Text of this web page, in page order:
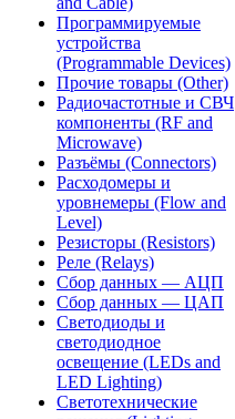
Программируемые
устройства
(Programmable Devices)
Прочие товары (Other)
Радиочастотные и СВЧ
компоненты (RF and
Microwave)
Разъёмы (Connectors)
Расходомеры и
уровнемеры (Flow and
Level)
Резисторы (Resistors)
Реле (Relays)
Сбор данных — АЦП
Сбор данных — ЦАП
Светодиоды и
светодиодное
освещение (LEDs and
LED Lighting)
Светотехнические